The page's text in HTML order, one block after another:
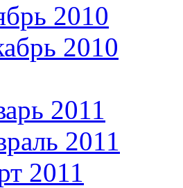
2010
2010
2011
2011
2011